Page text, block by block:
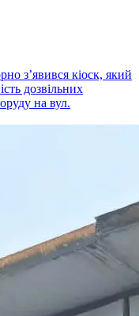
з’явився кіоск, який
дозвільних
на вул.